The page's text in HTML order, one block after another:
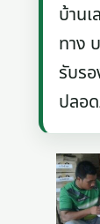
บ้าน
ทาง
รับร
ปลอ